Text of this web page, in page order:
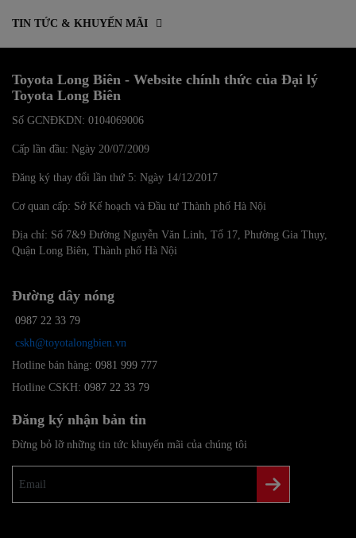
TIN TỨC & KHUYẾN MÃI
Toyota Long Biên - Website chính thức của Đại lý
Toyota Long Biên
Số GCNĐKDN: 0104069006
Cấp lần đầu: Ngày 20/07/2009
Đăng ký thay đổi lần thứ 5: Ngày 14/12/2017
Cơ quan cấp: Sở Kế hoạch và Đầu tư Thành phố Hà Nội
Địa chỉ: Số 7&9 Đường Nguyễn Văn Linh, Tổ 17, Phường Gia Thụy,
Quận Long Biên, Thành phố Hà Nội
Đường dây nóng
0987 22 33 79
cskh@toyotalongbien.vn
Hotline bán hàng: 0981 999 777
Hotline CSKH: 0987 22 33 79
Đăng ký nhận bản tin
Đừng bỏ lỡ những tin tức khuyến mãi của chúng tôi